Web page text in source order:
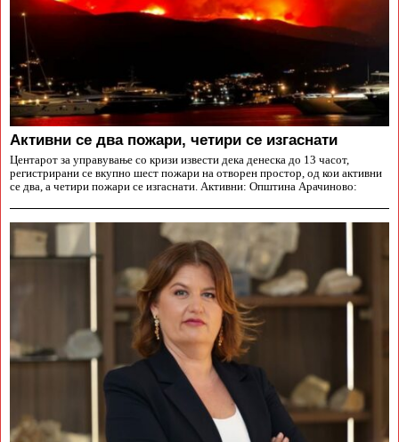
Aктивни се два пожари, четири се изгаснати
Центарот за управување со кризи извести дека денеска до 13 часот,
регистрирани се вкупно шест пожари на отворен простор, од кои активни
се два, а четири пожари се изгаснати. Активни: Општина Арачиново: